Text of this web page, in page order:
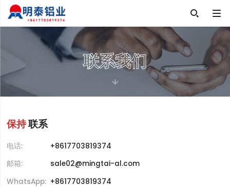

联系我们
保持联系
电话:
+8617703819374
邮箱:
sale02@mingtai-al.com
WhatsApp: +8617703819374